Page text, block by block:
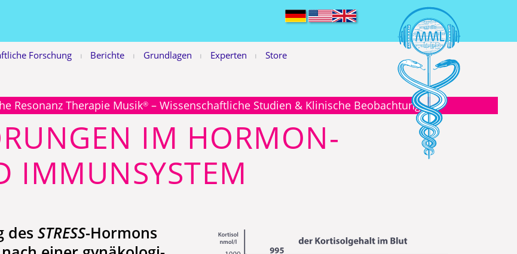
Forschung | Berichte | Grundlagen | Experten | Store
Resonanz Therapie Musik® – Wissenschaftliche Studien & Klinische Beobachtungen
IM HORMON-
IMMUNSYSTEM
desSTRESS-Hormons